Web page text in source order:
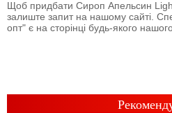
Щоб придбати Сироп Апельсин
залиште запит на нашому сайті.
опт" є на сторінці будь-якого